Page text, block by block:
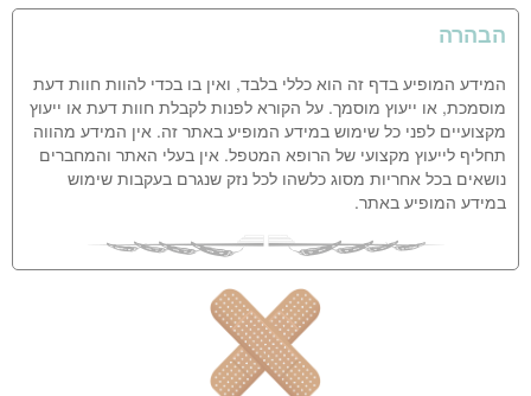
הבהרה
המידע המופיע בדף זה הוא כללי בלבד, ואין בו בכדי להוות חוות דעת
מוסמכת, או ייעוץ מוסמך. על הקורא לפנות לקבלת חוות דעת או ייעוץ
מקצועיים לפני כל שימוש במידע המופיע באתר זה. אין המידע מהווה
תחליף לייעוץ מקצועי של הרופא המטפל. אין בעלי האתר והמחברים
נושאים בכל אחריות מסוג כלשהו לכל נזק שנגרם בעקבות שימוש
במידע המופיע באתר.